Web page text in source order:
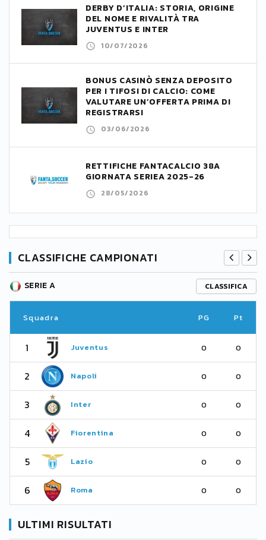
DERBY D’ITALIA: STORIA, ORIGINE
DEL NOME E RIVALITÀ TRA
JUVENTUS E INTER
10/07/2026
BONUS CASINÒ SENZA DEPOSITO
PER I TIFOSI DI CALCIO: COME
VALUTARE UN’OFFERTA PRIMA DI
REGISTRARSI
03/06/2026
RETTIFICHE FANTACALCIO 38A
GIORNATA SERIEA 2025-26
28/05/2026
CLASSIFICHE CAMPIONATI
SERIE A CLASSIFICA
Squadra PG Pt
1 Juventus 0 0
2 Napoli 0 0
3 Inter 0 0
4 Fiorentina 0 0
5 Lazio 0 0
6 Roma 0 0
ULTIMI RISULTATI